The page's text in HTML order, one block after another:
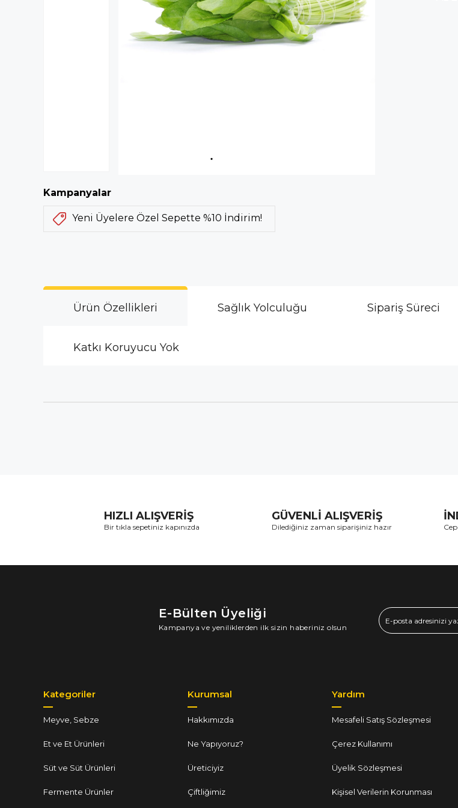
Kampanyalar
Yeni Üyelere Özel Sepette %10 İndirim!
Ürün Özellikleri Sağlık Yolculuğu Sipariş Süreci
Katkı Koruyucu Yok
HIZLI ALIŞVERİŞ
Bir tıkla sepetiniz kapınızda
GÜVENLİ ALIŞVERİŞ
Dilediğiniz zaman siparişiniz hazır
E-Bülten Üyeliği
Kampanya ve yeniliklerden ilk sizin haberiniz olsun
Kategoriler
Meyve, Sebze
Et ve Et Ürünleri
Süt ve Süt Ürünleri
Fermente Ürünler
Kurumsal
Hakkımızda
Ne Yapıyoruz?
Üreticiyiz
Çiftliğimiz
Yardım
Mesafeli Satış Sözleşmesi
Çerez Kullanımı
Üyelik Sözleşmesi
Kişisel Verilerin Korunması